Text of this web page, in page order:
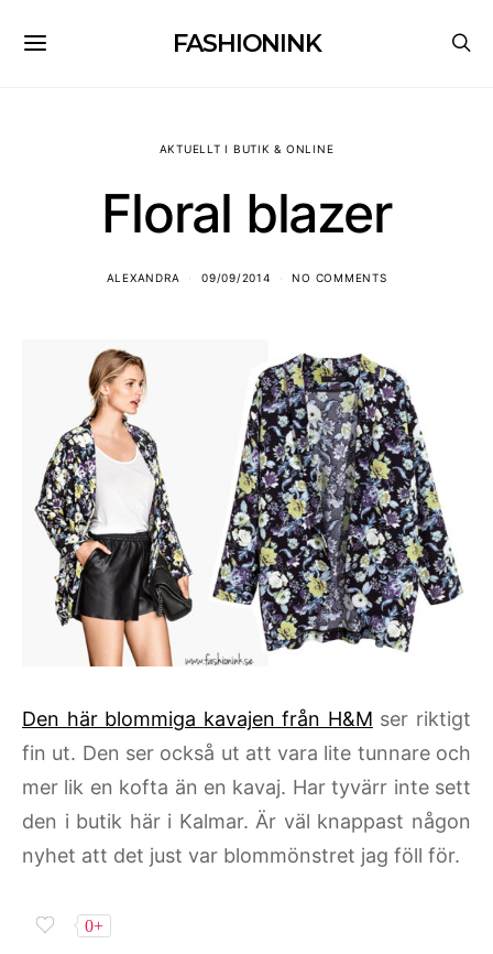
FASHIONINK
AKTUELLT I BUTIK & ONLINE
Floral blazer
ALEXANDRA 09/09/2014 NO COMMENTS
Den här blommiga kavajen från H&M ser riktigt
fin ut. Den ser också ut att vara lite tunnare och
mer lik en kofta än en kavaj. Har tyvärr inte sett
den i butik här i Kalmar. Är väl knappast någon
nyhet att det just var blommönstret jag föll för.
0+